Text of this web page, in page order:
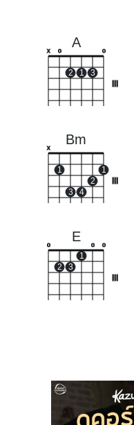
A
x o
2 1 3
o
Bm
x
1
3 4
2
1
E
o
2 3
1
o o